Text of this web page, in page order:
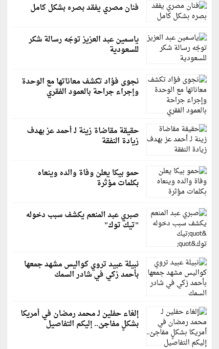
فنان مصري يفقد بصره بشكل كامل
ياسمين عبد العزيز توجّه رسالة شكر
للسعودية
نجوى فؤاد تكشف معاناتها مع الوحدة
وإجراء جراحة بالعمود الفقري
حقيقة مقاضاة زينة لـ أحمد عز بهدف
زيادة النفقة
حمو بيكا يعلن وفاة والده وينعاه
بكلمات مؤثرة
صبري عبد المنعم يكشف سبب دخوله
"تيك توك"
نبيلة عبيد تروي كواليس مشهد جمعها
بأحمد زكي في شادر السمك
إلغاء حفلين لـ محمد رمضان في أمريكا
بشكلٍ مفاجئ.. إليكم التفاصيل